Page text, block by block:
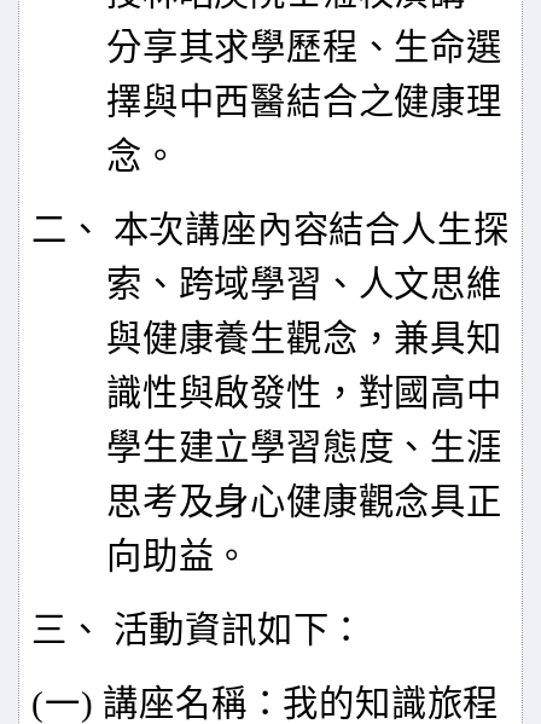
分享其求學歷程、生命選
擇與中西醫結合之健康理
念。
二、 本次講座內容結合人生探
索、跨域學習、人文思維
與健康養生觀念，兼具知
識性與啟發性，對國高中
學生建立學習態度、生涯
思考及身心健康觀念具正
向助益。
三、 活動資訊如下：
(一) 講座名稱：我的知識旅程